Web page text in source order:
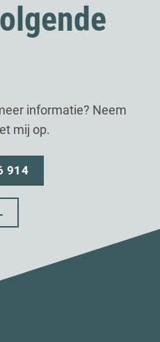
informatie? Neem
mij op.
914